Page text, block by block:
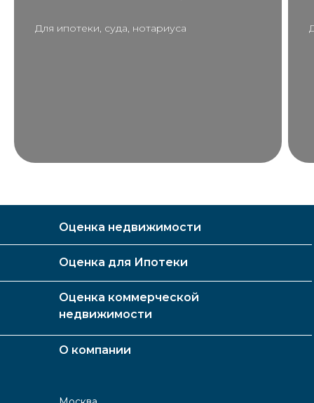
Для ипотеки, суда, нотариуса
Оценка недвижимости
О компании
Оценка для Ипотеки
Оценка коммерческой
недвижимости